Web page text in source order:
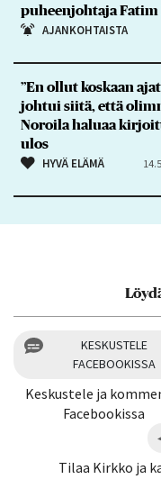
puheenjohtaja Fatim
AJANKOHTAISTA
”En ollut koskaan
johtui siitä, että
Noroila haluaa
ulos
HYVÄ ELÄMÄ
KESKUSTELE
FACEBOOKISSA
Keskustele ja
Facebookissa
Tilaa Kirkko ja